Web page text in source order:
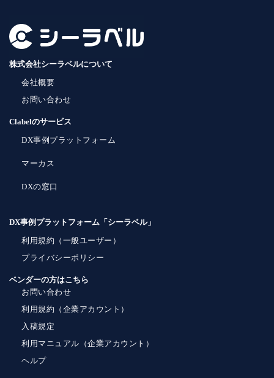
株式会社シーラベルについて
会社概要
お問い合わせ
Clabelのサービス
DX事例プラットフォーム
マーカス
DXの窓口
DX事例プラットフォーム「シーラベル」
利用規約（一般ユーザー）
プライバシーポリシー
ベンダーの方はこちら
お問い合わせ
利用規約（企業アカウント）
入稿規定
利用マニュアル（企業アカウント）
ヘルプ